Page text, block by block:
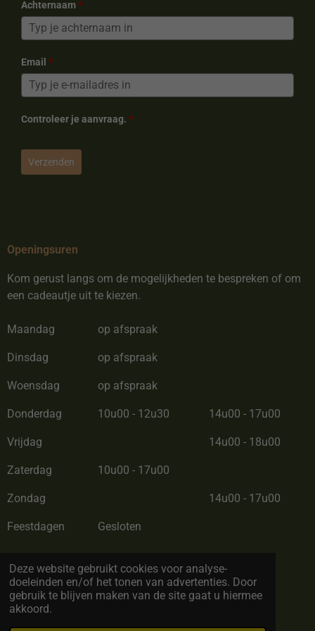
Deze website gebruikt cookies voor analyse-
doeleinden en/of het tonen van advertenties. Door
gebruik te blijven maken van de site gaat u hiermee
akkoord.
Achternaam*
Email *
Controleer je aanvraag. *
Verzenden
Openingsuren
Kom gerust langs om de mogelijkheden te bespreken of om
een cadeautje uit te kiezen.
Maandag op afspraak
Dinsdag op afspraak
Woensdag op afspraak
Donderdag 10u00 - 12u30 14u00 - 17u00
Vrijdag 14u00 - 18u00
Zaterdag 10u00 - 17u00
Zondag 14u00 - 17u00
Feestdagen Gesloten
© Copyright 2022 by BC Cadeau. All rights reserved